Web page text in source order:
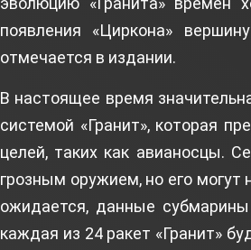
появления «Циркона»
отмечается в издании.
В настоящее время
системой «Гранит», которая
целей, таких как авианосцы.
грозным оружием, но его могут
ожидается, данные
каждая из 24 ракет «Гранит»